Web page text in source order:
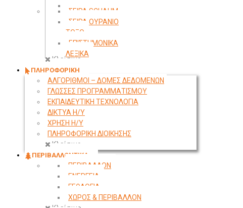
ΣΕΙΡΑ SCHAUM
ΣΕΙΡΑ ΟΥΡΑΝΙΟ
ΤΟΞΟ
ΕΠΙΣΤΗΜΟΝΙΚΑ
ΛΕΞΙΚΑ
Κλείσιμο
ΠΛΗΡΟΦΟΡΙΚΗ
ΑΛΓΟΡΙΘΜΟΙ – ΔΟΜΕΣ ΔΕΔΟΜΕΝΩΝ
ΓΛΩΣΣΕΣ ΠΡΟΓΡΑΜΜΑΤΙΣΜΟΥ
ΕΚΠΑΙΔΕΥΤΙΚΗ ΤΕΧΝΟΛΟΓΙΑ
ΔΙΚΤΥΑ Η/Υ
ΧΡΗΣΗ Η/Υ
ΠΛΗΡΟΦΟΡΙΚΗ ΔΙΟΙΚΗΣΗΣ
Κλείσιμο
ΠΕΡΙΒΑΛΛΟΝΤΙΚΑ
ΠΕΡΙΒΑΛΛΟΝ
ΕΝΕΡΓΕΙΑ
ΓΕΩΛΟΓΙΑ
ΧΩΡΟΣ & ΠΕΡΙΒΑΛΛΟΝ